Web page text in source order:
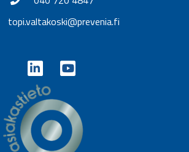
topi.valtakoski@prevenia.fi